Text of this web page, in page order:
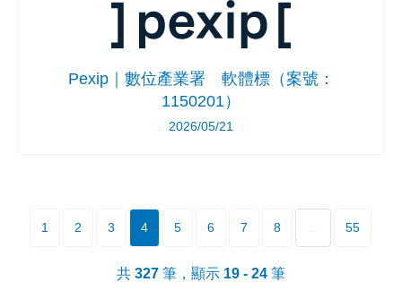
Pexip｜數位產業署 軟體標（案號：
1150201）
2026/05/21
1 2 3 4 5 6 7 8 … 55
共 327 筆，顯示 19 - 24 筆